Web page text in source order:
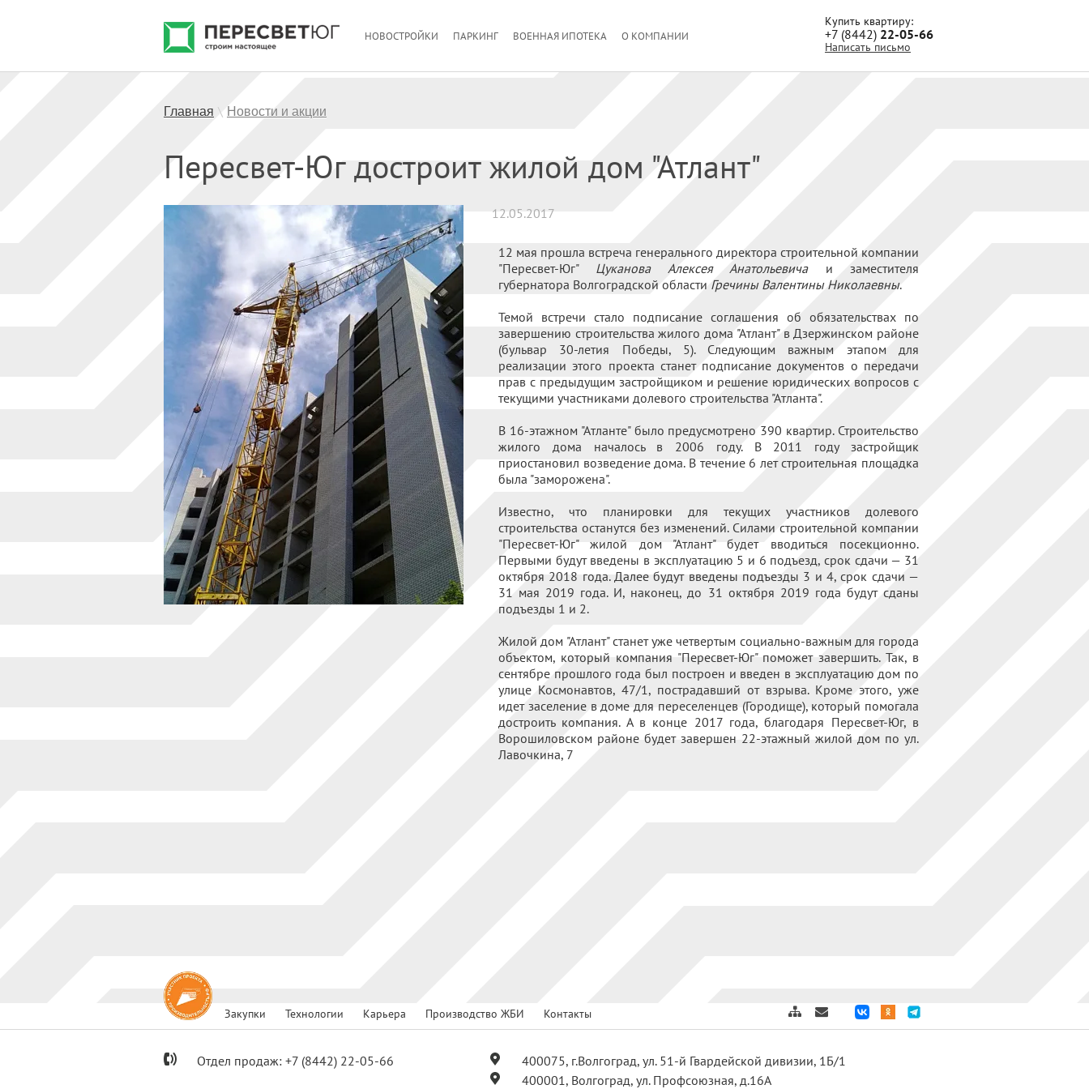
НОВОСТРОЙКИ ПАРКИНГ ВОЕННАЯ ИПОТЕКА О КОМПАНИИ
Купить квартиру:
+7 (8442) 22-05-66
Написать письмо
Главная \ Новости и акции
Пересвет-Юг достроит жилой дом "Атлант"
12.05.2017
12 мая прошла встреча генерального директора строительной компании
"Пересвет-Юг" Цуканова Алексея Анатольевичаи заместителя
губернатора Волгоградской области Гречины Валентины Николаевны.
Темой встречи стало подписание соглашения об обязательствах по
завершению строительства жилого дома "Атлант" в Дзержинском районе
(бульвар 30-летия Победы, 5). Следующим важным этапом для
реализации этого проекта станет подписание документов о передачи
прав с предыдущим застройщиком и решение юридических вопросов с
текущими участниками долевого строительства "Атланта".
В 16-этажном "Атланте" было предусмотрено 390 квартир. Строительство
жилого дома началось в 2006 году. В 2011 году застройщик
приостановил возведение дома. В течение 6 лет строительная площадка
была "заморожена".
Известно, что планировки для текущих участников долевого
строительства останутся без изменений. Силами строительной компании
"Пересвет-Юг" жилой дом "Атлант" будет вводиться посекционно.
Первыми будут введены в эксплуатацию 5 и 6 подъезд, срок сдачи — 31
октября 2018 года. Далее будут введены подъезды 3 и 4, срок сдачи —
31 мая 2019 года. И, наконец, до 31 октября 2019 года будут сданы
подъезды 1 и 2.
Жилой дом "Атлант" станет уже четвертым социально-важным для города
объектом, который компания "Пересвет-Юг" поможет завершить. Так, в
сентябре прошлого года был построен и введен в эксплуатацию дом по
улице Космонавтов, 47/1, пострадавший от взрыва. Кроме этого, уже
идет заселение в доме для переселенцев (Городище), который помогала
достроить компания. А в конце 2017 года, благодаря Пересвет-Юг, в
Ворошиловском районе будет завершен 22-этажный жилой дом по ул.
Лавочкина, 7
Закупки Технологии Карьера Производство ЖБИ Контакты
Отдел продаж: +7 (8442) 22-05-66
400075, г.Волгоград, ул. 51-й Гвардейской дивизии, 1Б/1
400001, Волгоград, ул. Профсоюзная, д.16А